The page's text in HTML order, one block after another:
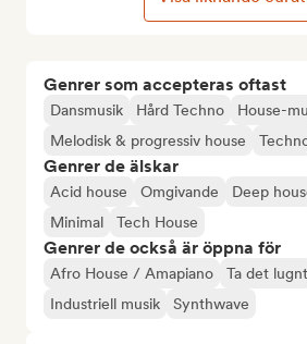
Genrer som accepteras oftast
Dansmusik Hård Techno
House-
Melodisk & progressiv house
Genrer de älskar
Acid house Omgivande Deep
Minimal
Tech House
Genrer de också är öppna för
Afro House / Amapiano Ta det lugnt
Industriell musik
Synthwave